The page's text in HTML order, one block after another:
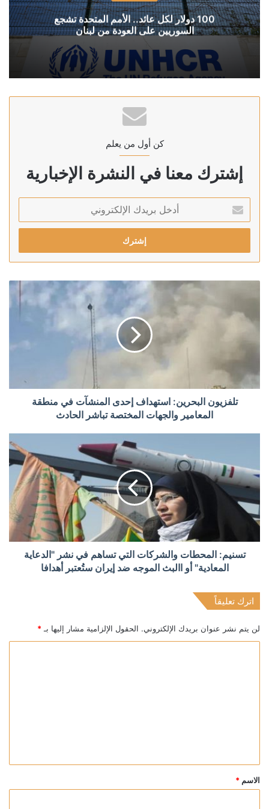
100 دولار لكل عائد.. الأمم المتحدة تشجع
السوريين على العودة من لبنان
كن أول من يعلم
إشترك معنا في النشرة الإخبارية
بريدك
الإلكتروني
تلفزيون البحرين: استهداف إحدى المنشآت في منطقة
المعامير والجهات المختصة تباشر الحادث
تسنيم: المحطات والشركات التي تساهم في نشر "الدعاية
المعادية" أو االبث الموجه ضد إيران ستُعتبر أهدافا
اترك تعليقاً
لن يتم نشر عنوان بريدك الإلكتروني. الحقول الإلزامية مشار إليها بـ *
*
الاسم *